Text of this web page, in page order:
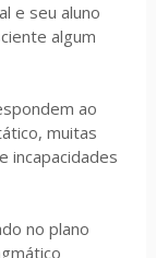
e seu aluno
algum
ao
muitas
incapacidades
no plano